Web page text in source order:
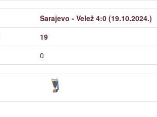
Sarajevo - Velež 4:0 (19.10.2024.)
19
0